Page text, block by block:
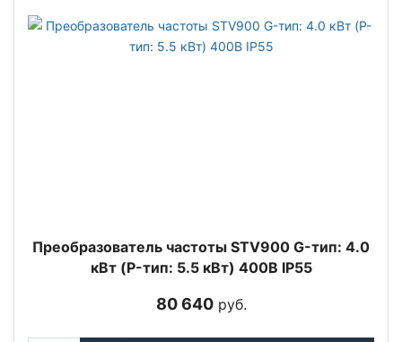
Преобразователь частоты STV900 G-тип: 4.0
кВт (P-тип: 5.5 кВт) 400В IP55
80 640руб.